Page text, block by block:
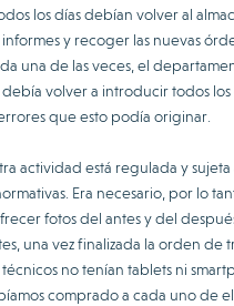
los días debían volver al
informes y recoger las nuevas
una de las veces, el
volver a introducir todos los
que esto podía originar.
actividad está regulada y sujeta
Era necesario, por lo
fotos del antes y del
una vez finalizada la orden de
no tenían tablets ni
comprado a cada uno de